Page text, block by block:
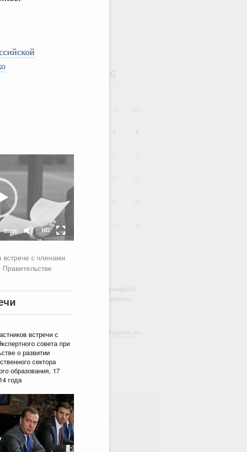
00:00 HD
встрече с членами
встречи с
совета при
о развитии
сектора
образования, 17
года
2026
1 2
3 4 5 6
19 20
26
в рамках текущего раздела.
поиска по всему сайту воспользуйтесь
Выбрать материалы текущего раздела за
период
Архив
Еженедельная